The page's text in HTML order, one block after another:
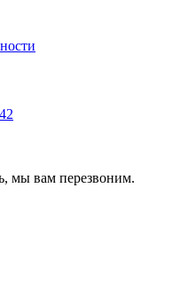
мы вам перезвоним.